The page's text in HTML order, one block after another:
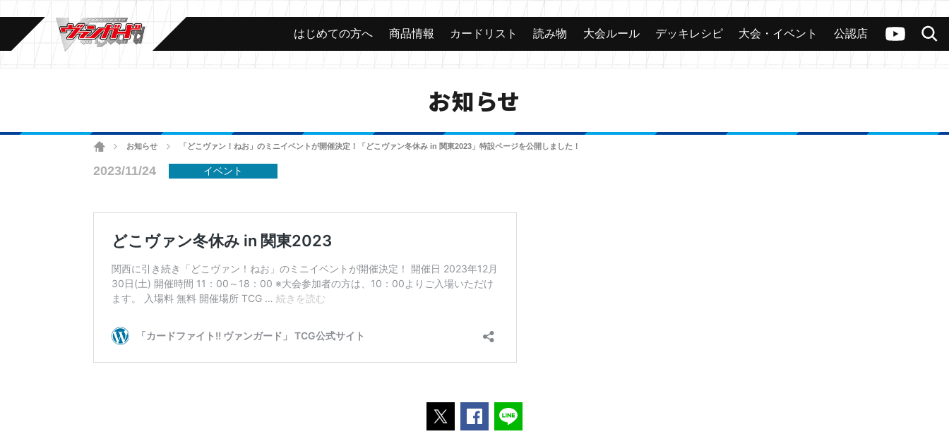
ヴァンガードch
検索
カード 大会 公認店舗 その他
はじめての方へ 商品情報 カードリスト 読み物 大会ルール デッキレシピ 大会・イベント 公認店
お知らせ
ホームお知らせ 「どこヴァン！ねお」のミニイベントが開催決定！「どこヴァン冬休み in 関東2023」特設ページを公開しました！
2023/11/24 イベント
ポストするFacebookでシェアする